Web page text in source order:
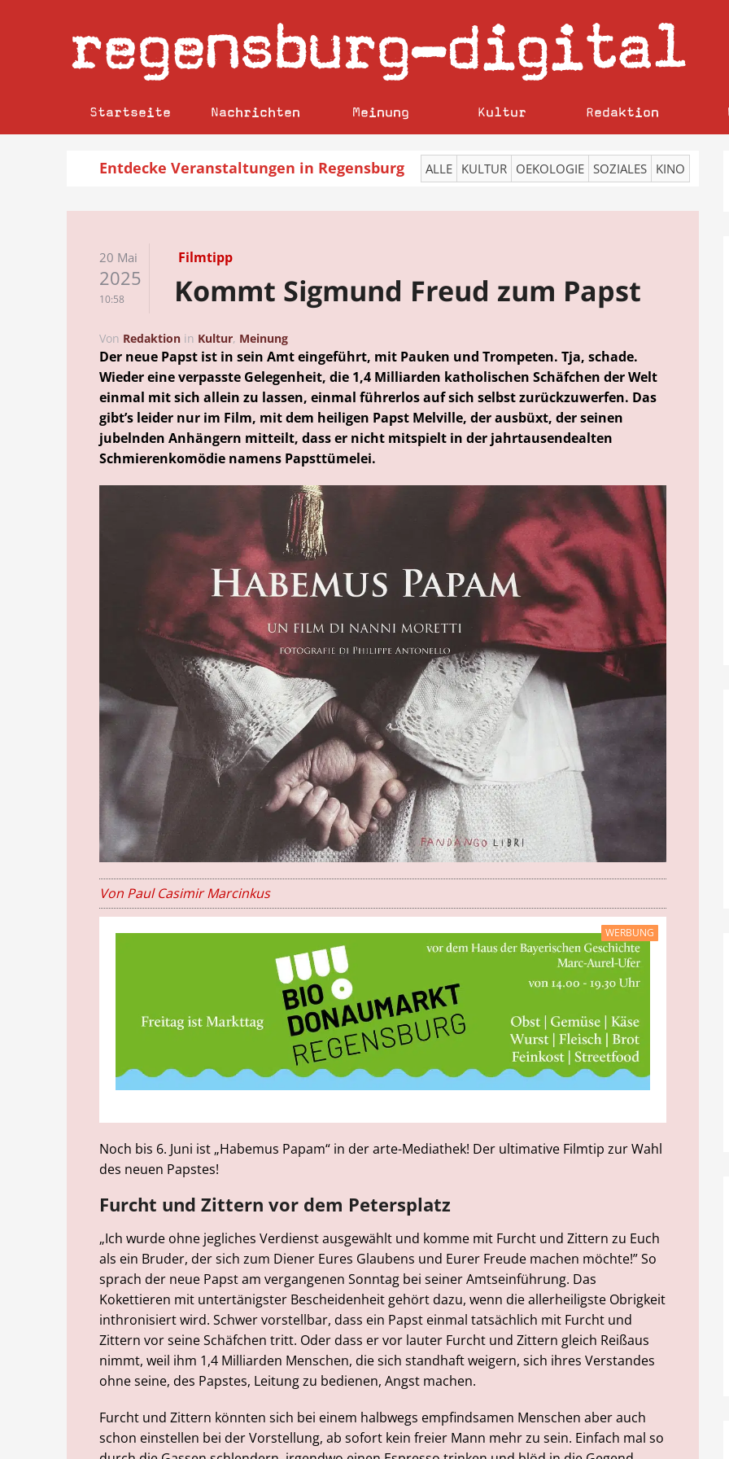
regensburg–digital
Startseite Nachrichten Meinung Kultur Redaktion
Entdecke Veranstaltungen in Regensburg ALLE KULTUR OEKOLOGIE SOZIALES KINO
20 Mai
2025
10:58
Filmtipp
Kommt Sigmund Freud zum Papst
Von Redaktion in Kultur, Meinung
Der neue Papst ist in sein Amt eingeführt, mit Pauken und Trompeten. Tja, schade.
Wieder eine verpasste Gelegenheit, die 1,4 Milliarden katholischen Schäfchen der Welt
einmal mit sich allein zu lassen, einmal führerlos auf sich selbst zurückzuwerfen. Das
gibt’s leider nur im Film, mit dem heiligen Papst Melville, der ausbüxt, der seinen
jubelnden Anhängern mitteilt, dass er nicht mitspielt in der jahrtausendealten
Schmierenkomödie namens Papsttümelei.
Von Paul Casimir Marcinkus
WERBUNG
Noch bis 6. Juni ist „Habemus Papam“ in der arte-Mediathek! Der ultimative Filmtip zur Wahl
des neuen Papstes!
Furcht und Zittern vor dem Petersplatz
„Ich wurde ohne jegliches Verdienst ausgewählt und komme mit Furcht und Zittern zu Euch
als ein Bruder, der sich zum Diener Eures Glaubens und Eurer Freude machen möchte!” So
sprach der neue Papst am vergangenen Sonntag bei seiner Amtseinführung. Das
Kokettieren mit untertänigster Bescheidenheit gehört dazu, wenn die allerheiligste Obrigkeit
inthronisiert wird. Schwer vorstellbar, dass ein Papst einmal tatsächlich mit Furcht und
Zittern vor seine Schäfchen tritt. Oder dass er vor lauter Furcht und Zittern gleich Reißaus
nimmt, weil ihm 1,4 Milliarden Menschen, die sich standhaft weigern, sich ihres Verstandes
ohne seine, des Papstes, Leitung zu bedienen, Angst machen.
Furcht und Zittern könnten sich bei einem halbwegs empfindsamen Menschen aber auch
schon einstellen bei der Vorstellung, ab sofort kein freier Mann mehr zu sein. Einfach mal so